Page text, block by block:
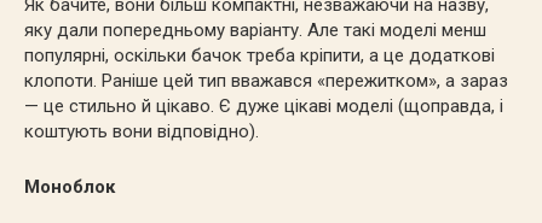
Як бачите, вони більш компактні, незважаючи на назву,
яку дали попередньому варіанту. Але такі моделі менш
популярні, оскільки бачок треба кріпити, а це додаткові
клопоти. Раніше цей тип вважався «пережитком», а зараз
— це стильно й цікаво. Є дуже цікаві моделі (щоправда, і
коштують вони відповідно).
Моноблок